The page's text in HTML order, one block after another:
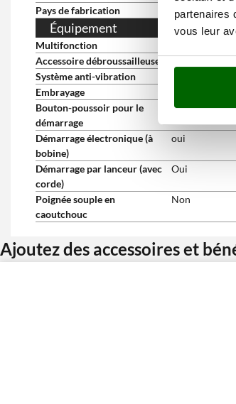
partenaires
vous leur
Pays de fabrication
Italie
Équipement
Multifonction
Accessoire débroussailleuse
Système anti-vibration
Embrayage
Bouton-poussoir pour le
démarrage
Oui
Démarrage électronique (à
bobine)
oui
Démarrage par lanceur (avec
corde)
Oui
Poignée souple en
caoutchouc
Non
Ajoutez des accessoires et